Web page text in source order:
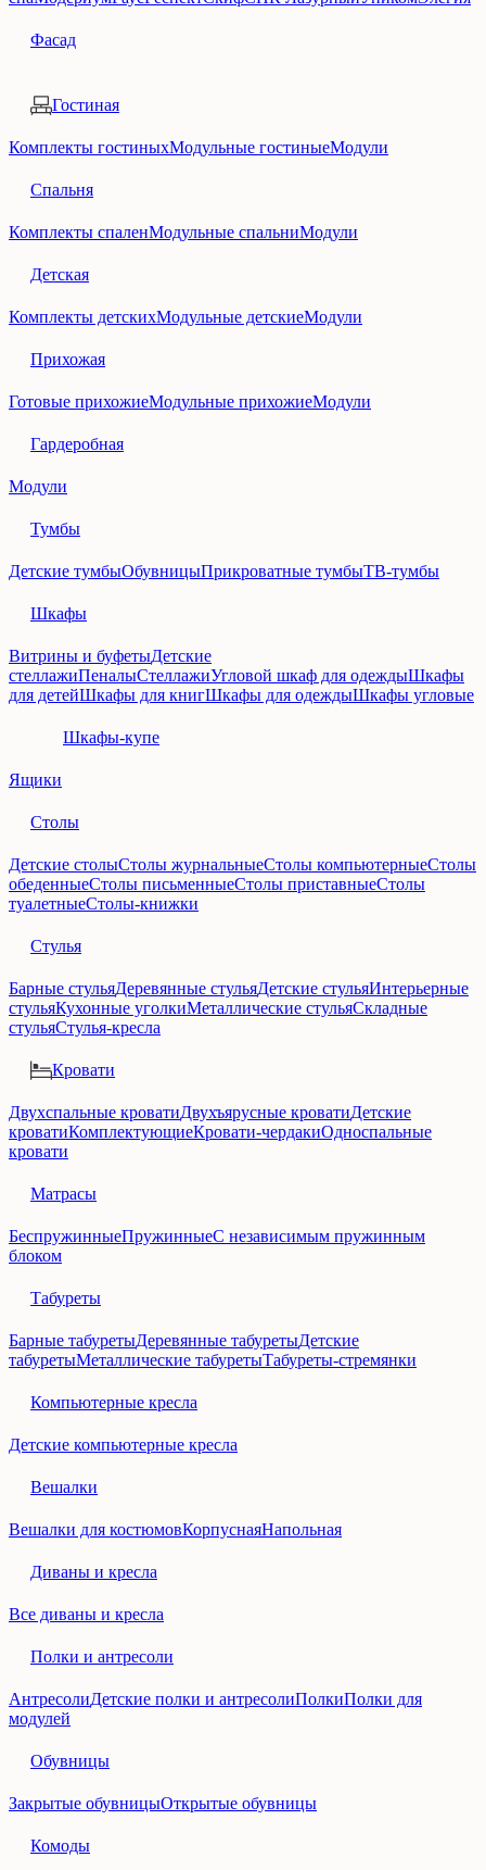
Фасад
Гостиная
Комплекты гостиныхМодульные гостиныеМодули
Спальня
Комплекты спаленМодульные спальниМодули
Детская
Комплекты детскихМодульные детскиеМодули
Прихожая
Готовые прихожиеМодульные прихожиеМодули
Гардеробная
Модули
Тумбы
Детские тумбыОбувницыПрикроватные тумбыТВ-тумбы
Шкафы
Витрины и буфетыДетские
стеллажиПеналыСтеллажиУгловой шкаф для одеждыШкафы
для детейШкафы для книгШкафы для одеждыШкафы угловые
Шкафы-купе
Ящики
Столы
Детские столыСтолы журнальныеСтолы компьютерныеСтолы
обеденныеСтолы письменныеСтолы приставныеСтолы
туалетныеСтолы-книжки
Стулья
Барные стульяДеревянные стульяДетские стульяИнтерьерные
стульяКухонные уголкиМеталлические стульяСкладные
стульяСтулья-кресла
Кровати
Двухспальные кроватиДвухъярусные кроватиДетские
кроватиКомплектующиеКровати-чердакиОдноспальные
кровати
Матрасы
БеспружинныеПружинныеС независимым пружинным
блоком
Табуреты
Барные табуретыДеревянные табуретыДетские
табуретыМеталлические табуретыТабуреты-стремянки
Компьютерные кресла
Детские компьютерные кресла
Вешалки
Вешалки для костюмовКорпуснаяНапольная
Диваны и кресла
Все диваны и кресла
Полки и антресоли
АнтресолиДетские полки и антресолиПолкиПолки для
модулей
Обувницы
Закрытые обувницыОткрытые обувницы
Комоды